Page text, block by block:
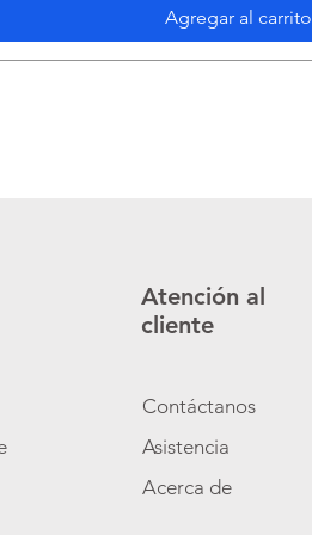
Agregar al carrito
Atención al
cliente
Contáctanos
Asistencia
Acerca de